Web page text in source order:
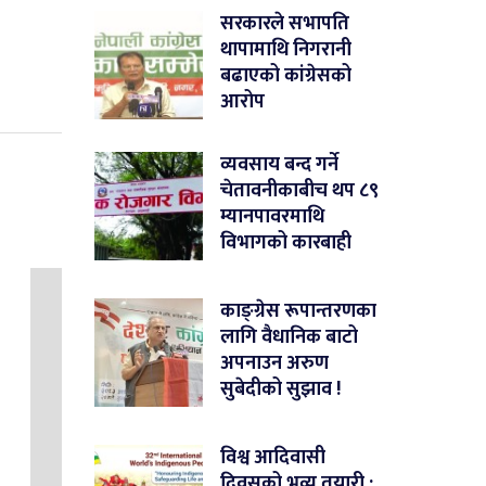
सरकारले सभापति
थापामाथि निगरानी
बढाएको कांग्रेसको
आरोप
व्यवसाय बन्द गर्ने
चेतावनीकाबीच थप ८९
म्यानपावरमाथि
विभागको कारबाही
काङ्ग्रेस रूपान्तरणका
लागि वैधानिक बाटो
अपनाउन अरुण
सुबेदीको सुझाव !
विश्व आदिवासी